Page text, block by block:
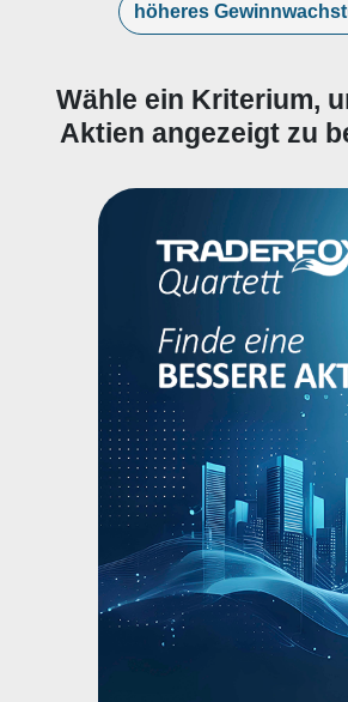
höheres
Wähle ein Kriterium,
Aktien angezeigt zu